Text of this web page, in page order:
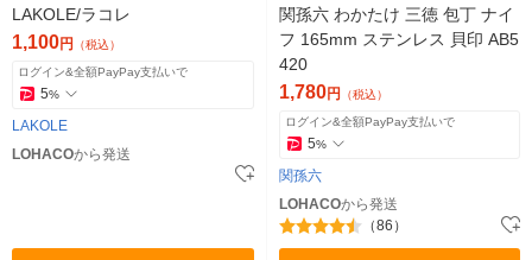
LAKOLE/ラコレ
1,100円 （税込）
ログイン&全額PayPay支払いで
5%
LAKOLE
LOHACOから発送
関孫六 わかたけ 三徳 包丁 ナイ
フ 165mm ステンレス 貝印 AB5
420
1,780円 （税込）
ログイン&全額PayPay支払いで
5%
関孫六
LOHACOから発送
（86）